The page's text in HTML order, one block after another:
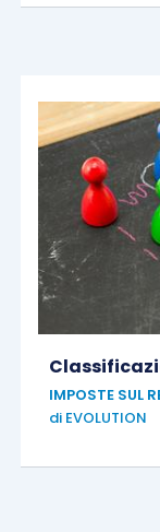
IMPOSTE SUL
di EVOLUTION